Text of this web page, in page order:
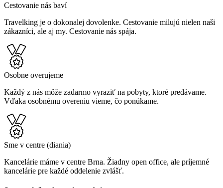
Cestovanie nás baví
Travelking je o dokonalej dovolenke. Cestovanie milujú nielen naši
zákazníci, ale aj my. Cestovanie nás spája.
Osobne overujeme
Každý z nás môže zadarmo vyraziť na pobyty, ktoré predávame.
Vďaka osobnému overeniu vieme, čo ponúkame.
Sme v centre (diania)
Kancelárie máme v centre Brna. Žiadny open office, ale príjemné
kancelárie pre každé oddelenie zvlášť.